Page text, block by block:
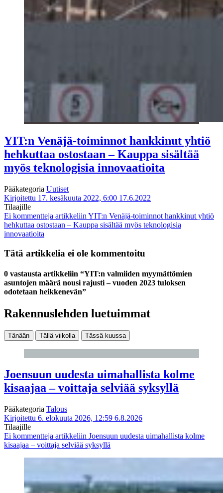
YIT:n Venäjä-toiminnot hankkinut yhtiö
hehkuttaa ostostaan – Kauppa sisältää
myös teknologisia innovaatioita
Pääkategoria Uutiset
Kirjoitettu 17. kesäkuuta 2022, 6:00 17.6.2022
Tilaajille
Ei kommentteja artikkeliin YIT:n Venäjä-toiminnot hankkinut yhtiö
hehkuttaa ostostaan – Kauppa sisältää myös teknologisia
innovaatioita
Tätä artikkelia ei ole kommentoitu
0 vastausta artikkeliin “YIT:n valmiiden myymättömien
asuntojen määrä nousi rajusti – vuoden 2023 tuloksen
odotetaan heikkenevän”
Rakennuslehden luetuimmat
Tänään Tällä viikolla Tässä kuussa
Joensuun uudesta uimahallista kolme
kisaajaa – voittaja selviää syksyllä
Pääkategoria Talous
Kirjoitettu 6. elokuuta 2026, 12:59 6.8.2026
Tilaajille
Ei kommentteja artikkeliin Joensuun uudesta uimahallista kolme
kisaajaa – voittaja selviää syksyllä